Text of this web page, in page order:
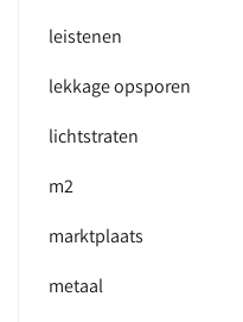
leistenen
lekkage opsporen
lichtstraten
m2
marktplaats
metaal